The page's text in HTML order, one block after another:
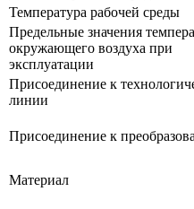
Температура рабочей среды
Предельные значения
окружающего воздуха при
эксплуатации
Присоединение к
линии
Присоединение к
Материал